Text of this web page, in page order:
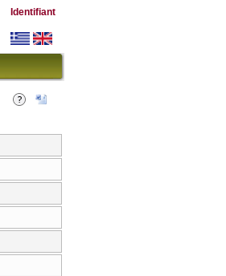
Identifiant